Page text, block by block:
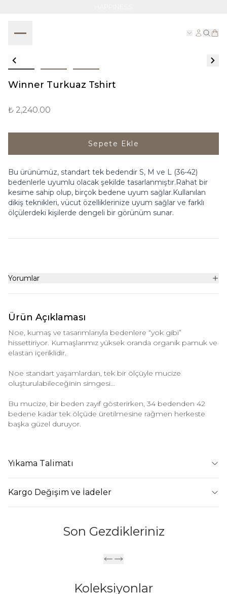
Winner Turkuaz Tshirt
₺ 2,240.00
Sepete Ekle
Bu ürünümüz, standart tek bedendir S, M ve L (36-42)
bedenlerle uyumlu olacak şekilde tasarlanmıştır.Rahat bir
kesime sahip olup, birçok bedene uyum sağlar.Kullanılan
dikiş teknikleri, vücut özelliklerinize uyum sağlar ve farklı
ölçülerdeki kişilerde dengeli bir görünüm sunar.
Yorumlar
Ürün Açıklaması
Noe, kumaş ve tasarımlarıyla bedenlere “yok gibi”
hissettiriyor. Kumaşlarımız yüksek oranda organik pamuk ve
elastan içeriklidir.
Noe standart yaşamlardan, tek bir ölçüyle mucize
oluşturulabileceğinin simgesi…
Bu mucize, bir beden zayıf gösterirken, 34 bedenden 42
bedene kadar tek ölçüde üretilmesine rağmen herkeste
başka güzel duruyor.
Yıkama Talimatı
Kargo Değişim ve İadeler
Son Gezdikleriniz
Koleksiyonlar